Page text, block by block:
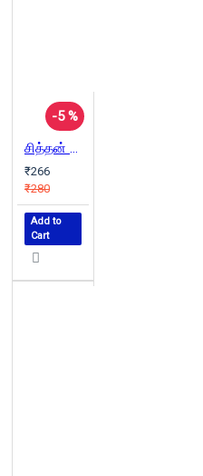
-5 %
சித்தன் போக்கு
₹266
₹280
Add to
Cart